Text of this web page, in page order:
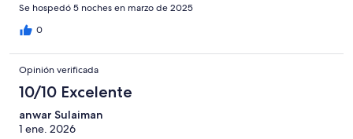
Se hospedó 5 noches en marzo de 2025
0
Opinión verificada
10/10 Excelente
anwar Sulaiman
1 ene. 2026